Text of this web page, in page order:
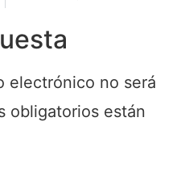
electrónico no será
obligatorios están